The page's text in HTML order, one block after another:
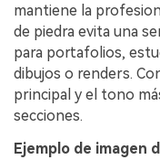
mantiene la
de piedra evita una
para portafolios,
dibujos o renders.
principal y el tono
secciones.
Ejemplo de imagen